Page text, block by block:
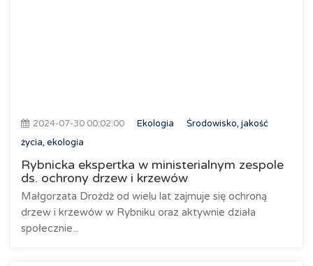
2024-07-30 00:02:00 Ekologia
Środowisko, jakość
życia, ekologia
Rybnicka ekspertka w ministerialnym zespole
ds. ochrony drzew i krzewów
Małgorzata Drożdż od wielu lat zajmuje się ochroną
drzew i krzewów w Rybniku oraz aktywnie działa
społecznie...